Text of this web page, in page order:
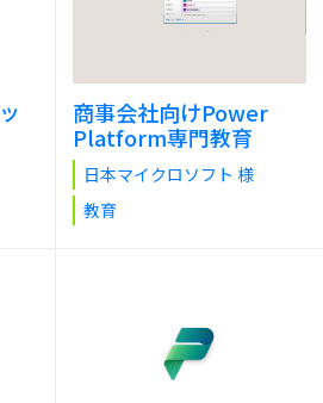
商事会社向けPower
Platform専門教育
日本マイクロソフト 様
教育